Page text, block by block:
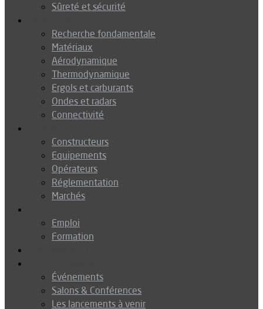
Sûreté et sécurité
Recherche fondamentale
Matériaux
Aérodynamique
Thermodynamique
Ergols et carburants
Ondes et radars
Connectivité
Constructeurs
Equipements
Opérateurs
Réglementation
Marchés
Emploi
Formation
Événements
Salons & Conférences
Les lancements à venir